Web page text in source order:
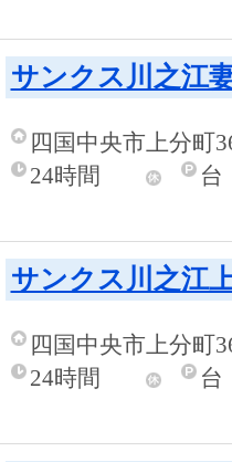
サンクス川之江
四国中央市上分町
24時間
台
サンクス川之江
四国中央市上分町
24時間
台